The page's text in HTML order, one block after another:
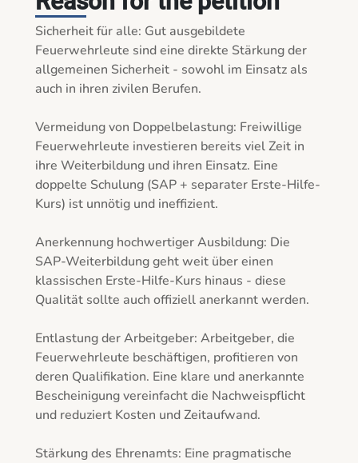
Sicherheit für alle: Gut ausgebildete
Feuerwehrleute sind eine direkte Stärkung der
allgemeinen Sicherheit - sowohl im Einsatz als
auch in ihren zivilen Berufen.
Vermeidung von Doppelbelastung: Freiwillige
Feuerwehrleute investieren bereits viel Zeit in
ihre Weiterbildung und ihren Einsatz. Eine
doppelte Schulung (SAP + separater Erste-Hilfe-
Kurs) ist unnötig und ineffizient.
Anerkennung hochwertiger Ausbildung: Die
SAP-Weiterbildung geht weit über einen
klassischen Erste-Hilfe-Kurs hinaus - diese
Qualität sollte auch offiziell anerkannt werden.
Entlastung der Arbeitgeber: Arbeitgeber, die
Feuerwehrleute beschäftigen, profitieren von
deren Qualifikation. Eine klare und anerkannte
Bescheinigung vereinfacht die Nachweispflicht
und reduziert Kosten und Zeitaufwand.
Stärkung des Ehrenamts: Eine pragmatische